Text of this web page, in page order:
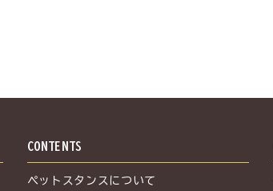
CONTENTS
ペットスタンスについて